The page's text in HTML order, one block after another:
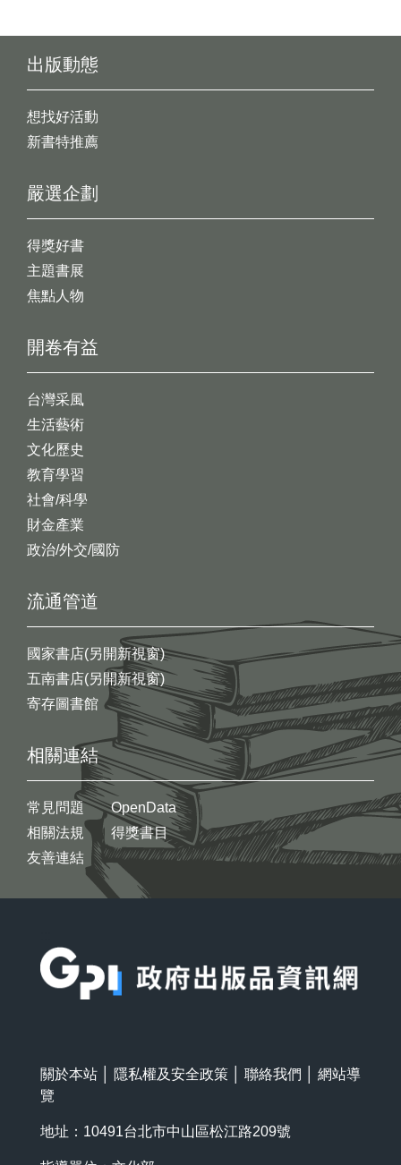
出版動態
想找好活動
新書特推薦
開卷有益
台灣采風
生活藝術
文化歷史
教育學習
社會/科學
財金產業
政治/外交/國防
嚴選企劃
得獎好書
主題書展
焦點人物
流通管道
國家書店(另開新視窗)
五南書店(另開新視窗)
寄存圖書館
相關連結
常見問題
相關法規
友善連結
OpenData
得獎書目
關於本站 隱私權及安全政策 聯絡我們
網站導
覽
地址：10491台北市中山區松江路209號